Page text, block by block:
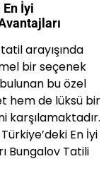
İyi
arayışında
bir seçenek
bu özel
hem de lüksü bir
En İyi
Bungalov Tatili